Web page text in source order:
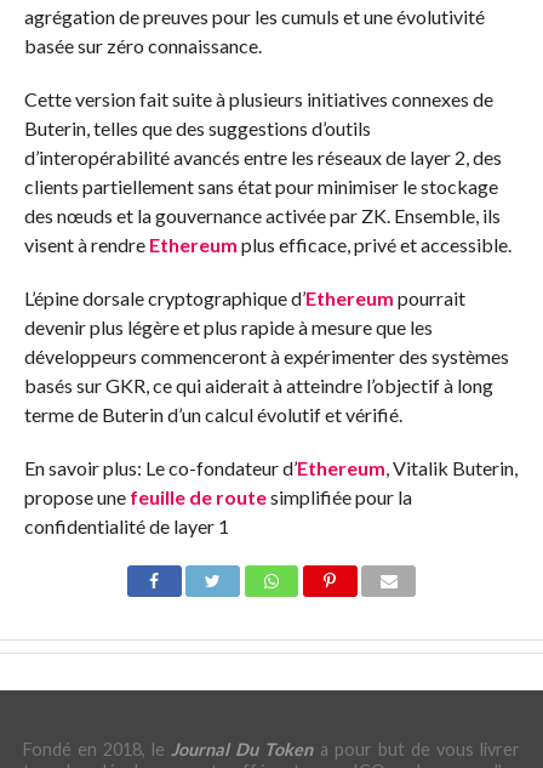
agrégation de preuves pour les cumuls et une évolutivité
basée sur zéro connaissance.
Cette version fait suite à plusieurs initiatives connexes de
Buterin, telles que des suggestions d’outils
d’interopérabilité avancés entre les réseaux de layer 2, des
clients partiellement sans état pour minimiser le stockage
des nœuds et la gouvernance activée par ZK. Ensemble, ils
visent à rendre Ethereum plus efficace, privé et accessible.
L’épine dorsale cryptographique d’Ethereum pourrait
devenir plus légère et plus rapide à mesure que les
développeurs commenceront à expérimenter des systèmes
basés sur GKR, ce qui aiderait à atteindre l’objectif à long
terme de Buterin d’un calcul évolutif et vérifié.
En savoir plus: Le co-fondateur d’Ethereum, Vitalik Buterin,
propose une feuille de routesimplifiée pour la
confidentialité de layer 1
Fondé en 2018, le Journal Du Tokena pour but de vous livrer